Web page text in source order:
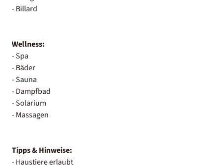
- Billard
Wellness:
- Spa
- Bäder
- Sauna
- Dampfbad
- Solarium
- Massagen
Tipps & Hinweise:
- Haustiere erlaubt